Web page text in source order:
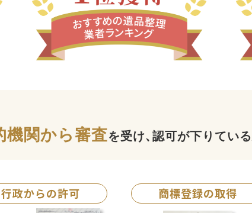
機関から審査を受け、認可が下りてい
行政からの許可 商標登録の取得